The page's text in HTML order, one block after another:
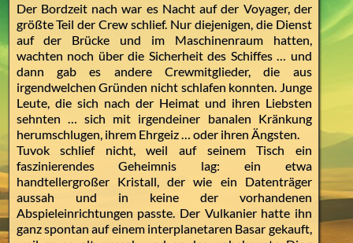
Der Bordzeit nach war es Nacht auf der Voyager, der
größte Teil der Crew schlief. Nur diejenigen, die Dienst
auf der Brücke und im Maschinenraum hatten,
wachten noch über die Sicherheit des Schiffes … und
dann gab es andere Crewmitglieder, die aus
irgendwelchen Gründen nicht schlafen konnten. Junge
Leute, die sich nach der Heimat und ihren Liebsten
sehnten … sich mit irgendeiner banalen Kränkung
herumschlugen, ihrem Ehrgeiz … oder ihren Ängsten.
Tuvok schlief nicht, weil auf seinem Tisch ein
faszinierendes Geheimnis lag: ein etwa
handtellergroßer Kristall, der wie ein Datenträger
aussah und in keine der vorhandenen
Abspieleinrichtungen passte. Der Vulkanier hatte ihn
ganz spontan auf einem interplanetaren Basar gekauft,